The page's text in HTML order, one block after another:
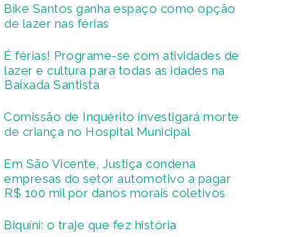
Bike Santos ganha espaço como opção
de lazer nas férias
É férias! Programe-se com atividades de
lazer e cultura para todas as idades na
Baixada Santista
Comissão de Inquérito investigará morte
de criança no Hospital Municipal
Em São Vicente, Justiça condena
empresas do setor automotivo a pagar
R$ 100 mil por danos morais coletivos
Biquíni: o traje que fez história